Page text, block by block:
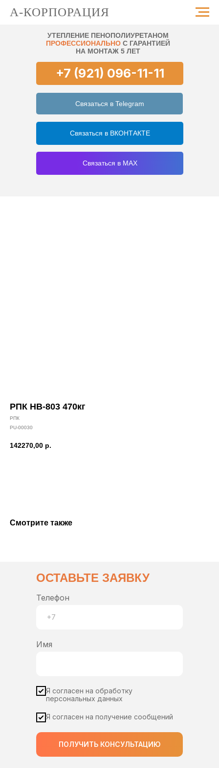
А-КОРПОРАЦИЯ
+7 (921) 096-11-11
Связаться в Telegram
УТЕПЛЕНИЕ ПЕНОПОЛИУРЕТАНОМ
ПРОФЕССИОНАЛЬНО С ГАРАНТИЕЙ
НА МОНТАЖ 5 ЛЕТ
Связаться в MAX
Связаться в ВКОНТАКТЕ
РПК НВ-803 470кг
РПК
PU-00030
142270,00 р.
Смотрите также
ОСТАВЬТЕ ЗАЯВКУ
Телефон
Имя
Я согласен на обработку
персональных данных
Я согласен на получение сообщений
ПОЛУЧИТЬ КОНСУЛЬТАЦИЮ